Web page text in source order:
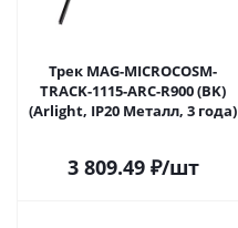
Трек MAG-MICROCOSM-
TRACK-1115-ARC-R900 (BK)
(Arlight, IP20 Металл, 3 года)
3 809.49₽/шт